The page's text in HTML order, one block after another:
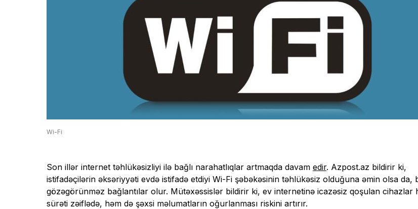
Wi-Fi
Son illər internet təhlükəsizliyi ilə bağlı narahatlıqlar artmaqda davam edir. Azpost.az bildirir ki,
istifadəçilərin əksəriyyəti evdə istifadə etdiyi Wi-Fi şəbəkəsinin təhlükəsiz olduğuna əmin olsa da,
gözəgörünməz bağlantılar olur. Mütəxəssislər bildirir ki, ev internetinə icazəsiz qoşulan cihazlar
sürəti zəiflədə, həm də şəxsi məlumatların oğurlanması riskini artırır.